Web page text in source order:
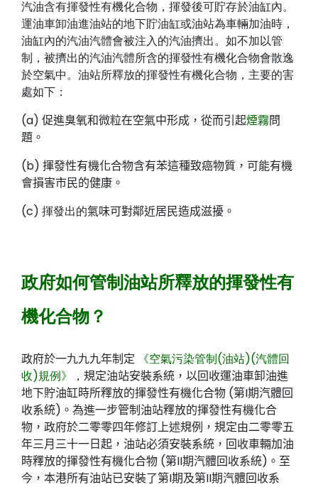
汽油含有揮發性有機化合物，揮發後可貯存於油缸內。
運油車卸油進油站的地下貯油缸或油站為車輛加油時，
油缸內的汽油汽體會被注入的汽油擠出。如不加以管
制，被擠出的汽油汽體所含的揮發性有機化合物會散逸
於空氣中。油站所釋放的揮發性有機化合物，主要的害
處如下：
(a) 促進臭氧和微粒在空氣中形成，從而引起煙霧問
題 。
(b) 揮發性有機化合物含有苯這種致癌物質，可能有機
會損害市民的健康。
(c) 揮發出的氣味可對鄰近居民造成滋擾。
政府如何管制油站所釋放的揮發性有
機化合物？
政府於一九九九年制定 《空氣污染管制(油站)(汽體回
收)規例》
， 規定油站安裝系統，以回收運油車卸油進
地下貯油缸時所釋放的揮發性有機化合物 (第I期汽體回
收系統) 。 為進一步管制油站釋放的揮發性有機化合
物，政府於二零零四年修訂上述規例，規定由二零零五
年三月三十一日起，油站必須安裝系統，回收車輛加油
時釋放的揮發性有機化合物 (第II期汽體回收系統) 。 至
今，本港所有油站已安裝了第I期及第II期汽體回收系